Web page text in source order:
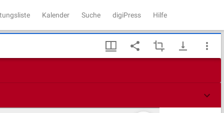
Kalender Suche digiPress Hilfe